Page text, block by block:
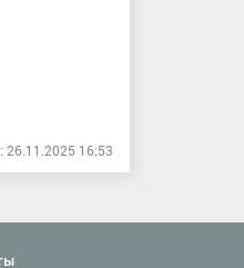
26.11.2025 16:53